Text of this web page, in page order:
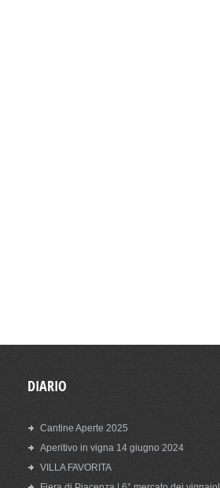
DIARIO
Cantine Aperte 2025
Aperitivo in vigna 14 giugno 2024
VILLA FAVORITA